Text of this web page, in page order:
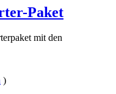
Paket
mit den
)